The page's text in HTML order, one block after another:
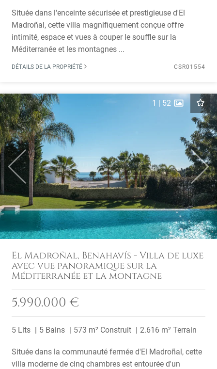
Située dans l'enceinte sécurisée et prestigieuse d'El
Madroñal, cette villa magnifiquement conçue offre
intimité, espace et vues à couper le souffle sur la
Méditerranée et les montagnes ...
DÉTAILS DE LA PROPRIÉTÉ CSR01554
Previous Next
1 | 52
El Madroñal, Benahavís - Villa de luxe
avec vue panoramique sur la
Méditerranée et la montagne
5.990.000 €
5 Lits 5 Bains 573 m² Construit 2.616 m² Terrain
Située dans la communauté fermée d'El Madroñal, cette
villa moderne de cinq chambres est entourée d'un